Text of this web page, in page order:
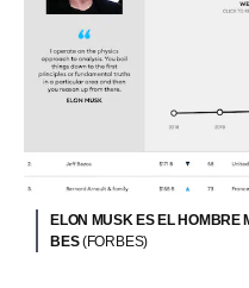
ELON MUSK ES EL HOMBRE
BES(FORBES)